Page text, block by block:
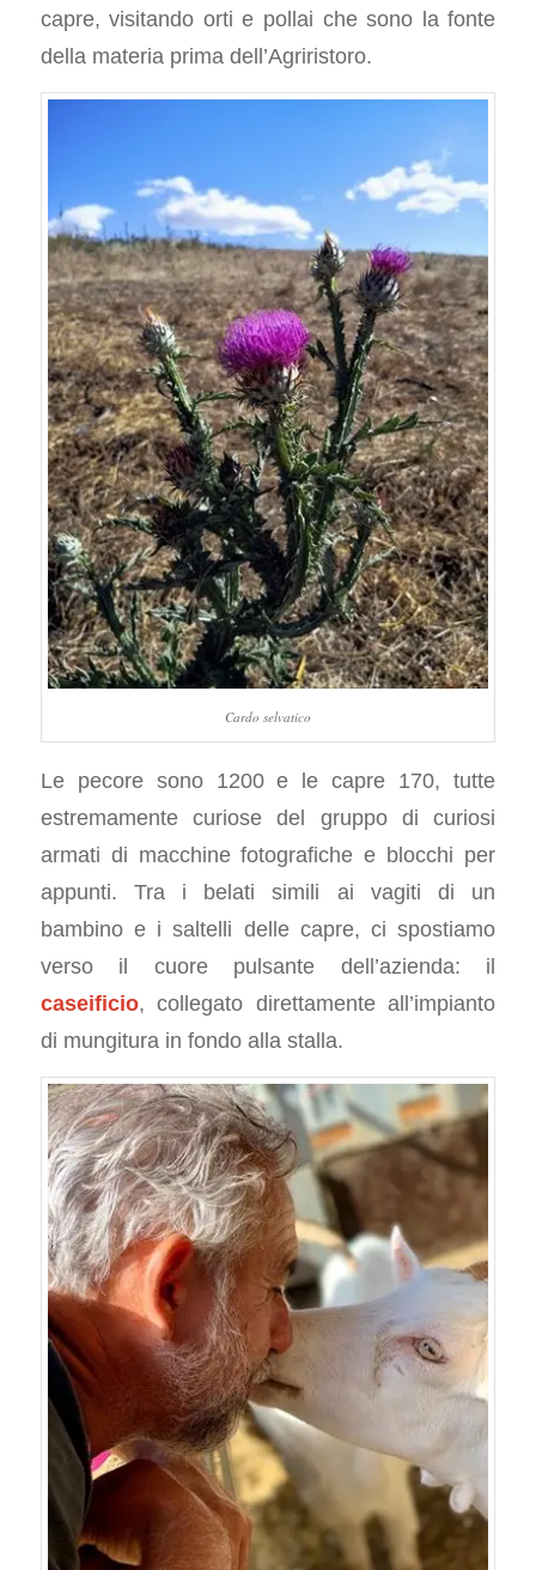
capre, visitando orti e pollai che sono la fonte
della materia prima dell’Agriristoro.
Cardo selvatico
Le pecore sono 1200 e le capre 170, tutte
estremamente curiose del gruppo di curiosi
armati di macchine fotografiche e blocchi per
appunti. Tra i belati simili ai vagiti di un
bambino e i saltelli delle capre, ci spostiamo
verso il cuore pulsante dell’azienda: il
caseificio, collegato direttamente all’impianto
di mungitura in fondo alla stalla.